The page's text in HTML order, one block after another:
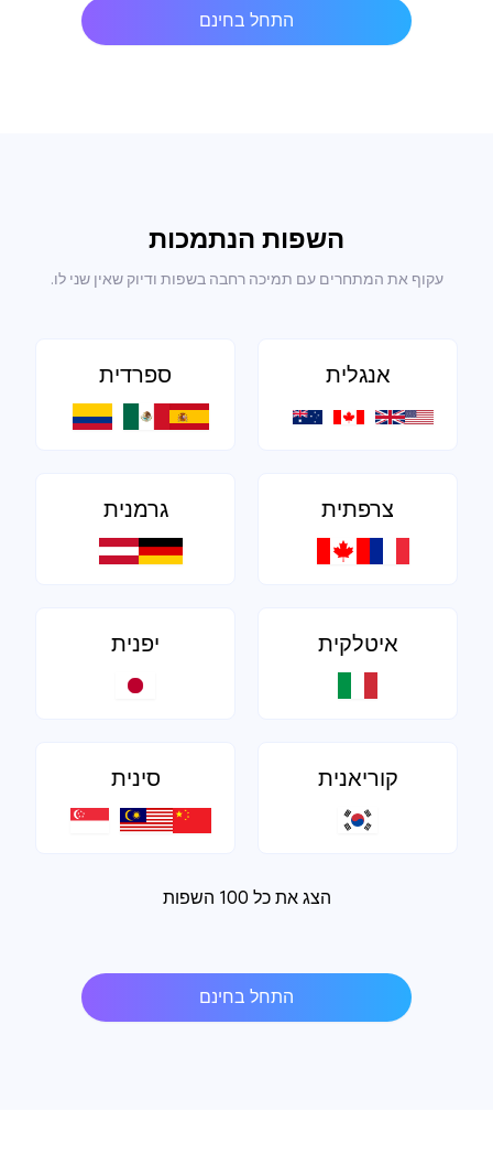
התחל בחינם
השפות הנתמכות
עקוף את המתחרים עם תמיכה רחבה בשפות ודיוק שאין שני לו.
אנגלית ספרדית
צרפתית גרמנית
איטלקית יפנית
קוריאנית סינית
הצג את כל 100 השפות
התחל בחינם